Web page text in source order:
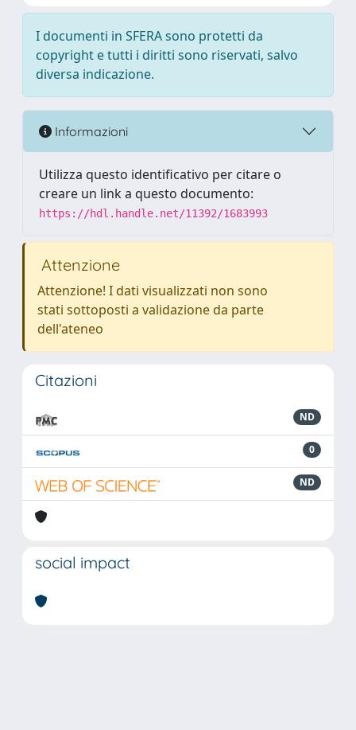
I documenti in SFERA sono protetti da
copyright e tutti i diritti sono riservati, salvo
diversa indicazione.
Informazioni
Utilizza questo identificativo per citare o
creare un link a questo documento:
https://hdl.handle.net/11392/1683993
Attenzione
Attenzione! I dati visualizzati non sono
stati sottoposti a validazione da parte
dell'ateneo
Citazioni
ND
0
ND
social impact